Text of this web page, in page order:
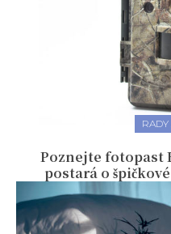
Poznejte fotopast
postará o